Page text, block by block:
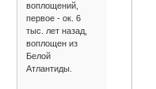
воплощений,
первое - ок. 6
тыс. лет назад,
воплощен из
Белой
Атлантиды.